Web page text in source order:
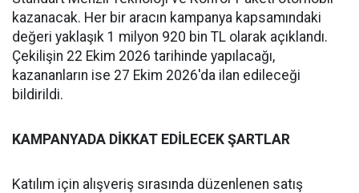
kazanacak. Her bir aracın kampanya kapsamındaki
değeri yaklaşık 1 milyon 920 bin TL olarak açıklandı.
Çekilişin 22 Ekim 2026 tarihinde yapılacağı,
kazananların ise 27 Ekim 2026'da ilan edileceği
bildirildi.
KAMPANYADA DİKKAT EDİLECEK ŞARTLAR
Katılım için alışveriş sırasında düzenlenen satış